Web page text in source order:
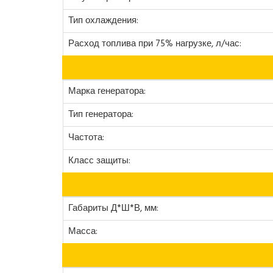
Тип охлаждения:
Расход топлива при 75% нагрузке, л/час:
Марка генератора:
Тип генератора:
Частота:
Класс защиты:
Габариты Д*Ш*В, мм:
Масса: